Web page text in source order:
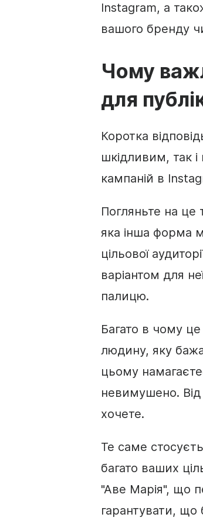
Instagram, а
вашого бренду
Чому
для
Коротка
шкідливим, так
кампаній в
Погляньте на це
яка інша форма
цільової
варіантом для
палицю.
Багато в чому
людину, яку
цьому
невимушено.
хочете.
Те саме
багато ваших
"Аве Марія", що
гарантувати, що